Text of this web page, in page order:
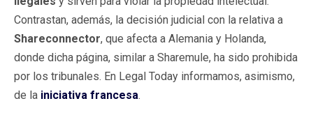
Contrastan, además, la decisión judicial con la relativa a
Shareconnector, que afecta a Alemania y Holanda,
donde dicha página, similar a Sharemule, ha sido prohibida
por los tribunales. En Legal Today informamos, asimismo,
de la iniciativa francesa.